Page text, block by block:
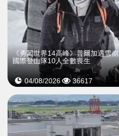
《勇闖世界14高峰》普爾加遇雪崩
國際登山隊10人全數喪生
04/08/2026 36617